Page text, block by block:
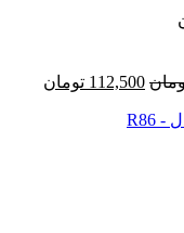
112,500 تومان